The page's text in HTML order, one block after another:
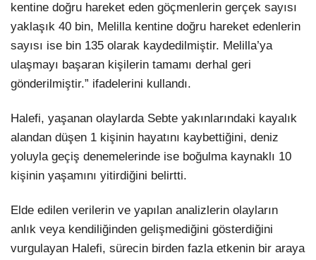
kentine doğru hareket eden göçmenlerin gerçek sayısı
yaklaşık 40 bin, Melilla kentine doğru hareket edenlerin
sayısı ise bin 135 olarak kaydedilmiştir. Melilla’ya
ulaşmayı başaran kişilerin tamamı derhal geri
gönderilmiştir.” ifadelerini kullandı.
Halefi, yaşanan olaylarda Sebte yakınlarındaki kayalık
alandan düşen 1 kişinin hayatını kaybettiğini, deniz
yoluyla geçiş denemelerinde ise boğulma kaynaklı 10
kişinin yaşamını yitirdiğini belirtti.
Elde edilen verilerin ve yapılan analizlerin olayların
anlık veya kendiliğinden gelişmediğini gösterdiğini
vurgulayan Halefi, sürecin birden fazla etkenin bir araya